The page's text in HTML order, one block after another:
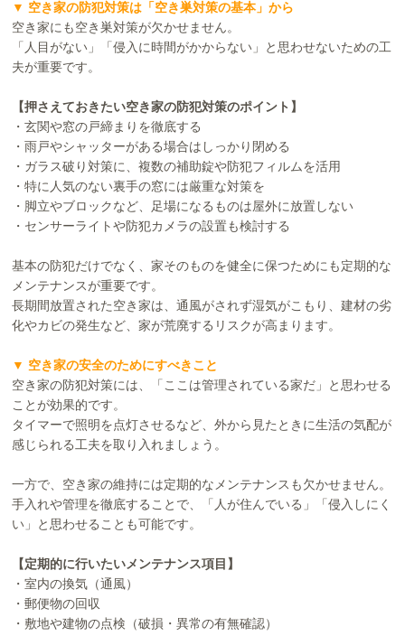
▼ 空き家の防犯対策は「空き巣対策の基本」から
空き家にも空き巣対策が欠かせません。
「人目がない」「侵入に時間がかからない」と思わせないための工
夫が重要です。
【押さえておきたい空き家の防犯対策のポイント】
・玄関や窓の戸締まりを徹底する
・雨戸やシャッターがある場合はしっかり閉める
・ガラス破り対策に、複数の補助錠や防犯フィルムを活用
・特に人気のない裏手の窓には厳重な対策を
・脚立やブロックなど、足場になるものは屋外に放置しない
・センサーライトや防犯カメラの設置も検討する
基本の防犯だけでなく、家そのものを健全に保つためにも定期的な
メンテナンスが重要です。
長期間放置された空き家は、通風がされず湿気がこもり、建材の劣
化やカビの発生など、家が荒廃するリスクが高まります。
▼ 空き家の安全のためにすべきこと
空き家の防犯対策には、「ここは管理されている家だ」と思わせる
ことが効果的です。
タイマーで照明を点灯させるなど、外から見たときに生活の気配が
感じられる工夫を取り入れましょう。
一方で、空き家の維持には定期的なメンテナンスも欠かせません。
手入れや管理を徹底することで、「人が住んでいる」「侵入しにく
い」と思わせることも可能です。
【定期的に行いたいメンテナンス項目】
・室内の換気（通風）
・郵便物の回収
・敷地や建物の点検（破損・異常の有無確認）